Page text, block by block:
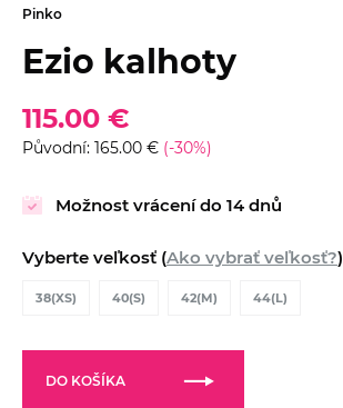
Pinko
Ezio kalhoty
115.00 €
Původní: 165.00 € (-30%)
Možnost vrácení do 14 dnů
Vyberte veľkosť (Ako vybrať veľkosť?)
38(XS) 40(S) 42(M) 44(L)
DO KOŠÍKA